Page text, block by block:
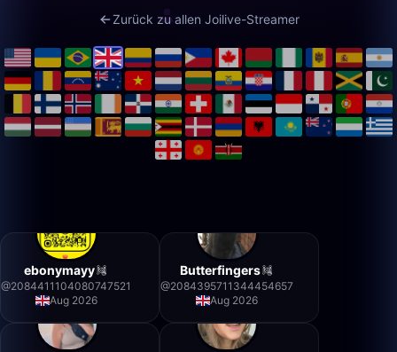
Zurück zu allen Joilive-Streamer
ebonymayy
@2084411104080747521
Aug 2026
Butterfingers
@2084395711344454657
Aug 2026